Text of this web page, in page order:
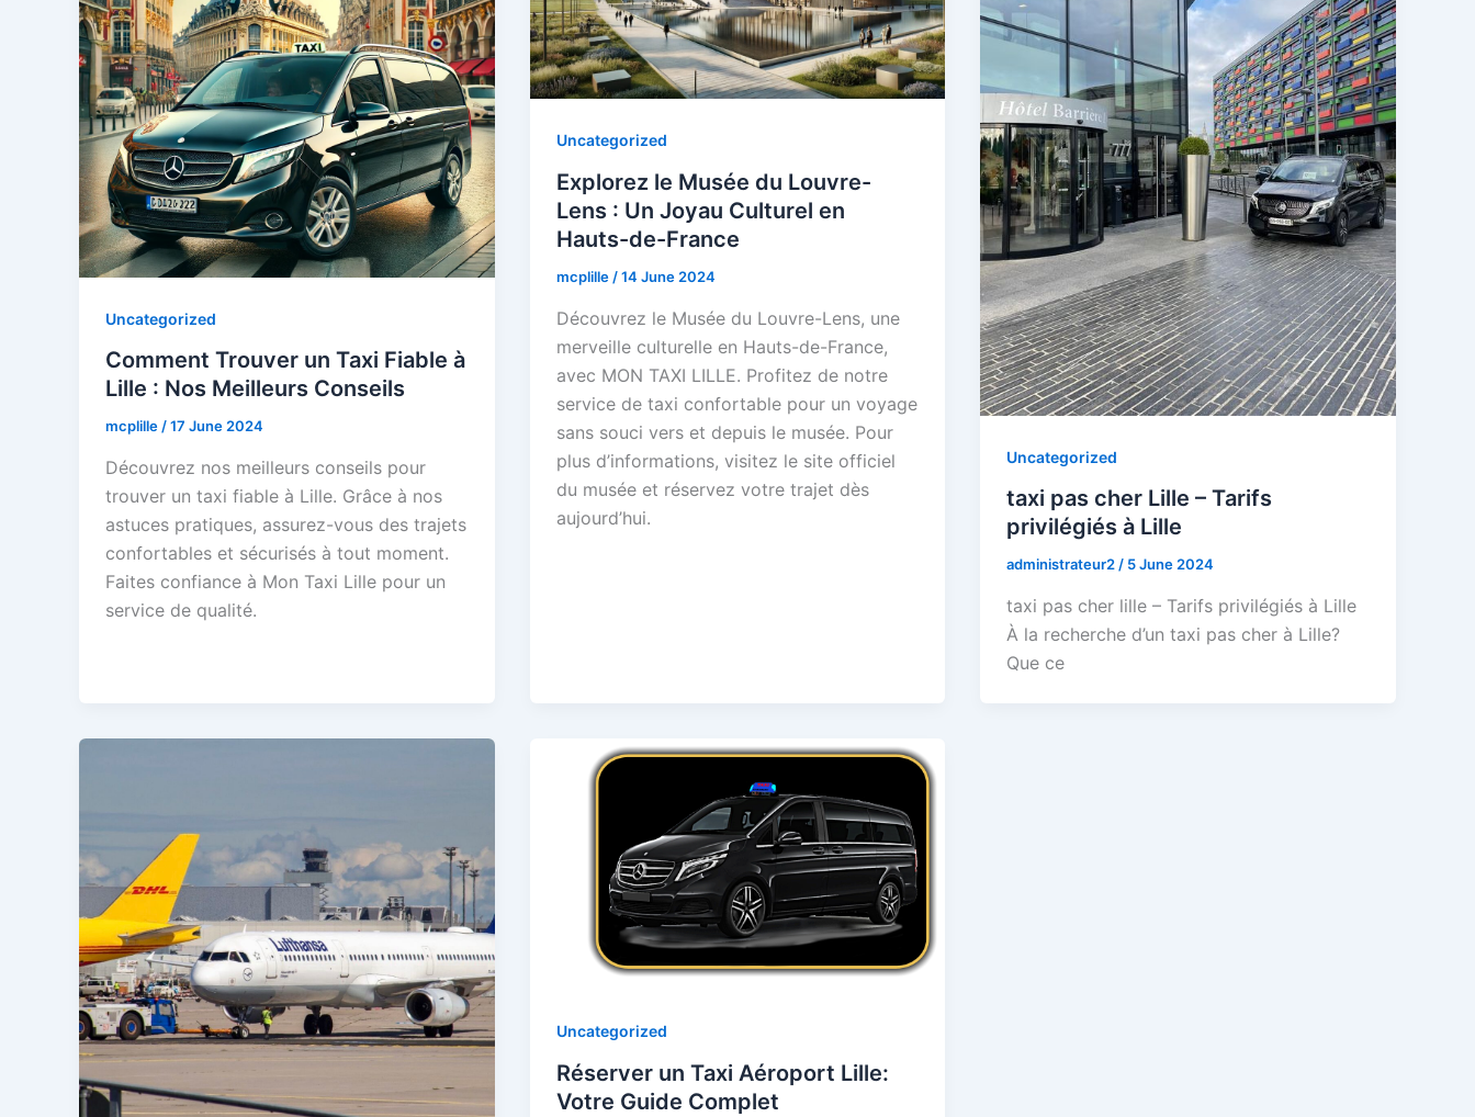
Uncategorized
Comment Trouver un Taxi Fiable à
Lille : Nos Meilleurs Conseils
mcplille/17 June 2024
Découvrez nos meilleurs conseils pour
trouver un taxi fiable à Lille. Grâce à nos
astuces pratiques, assurez-vous des trajets
confortables et sécurisés à tout moment.
Faites confiance à Mon Taxi Lille pour un
service de qualité.
Uncategorized
Explorez le Musée du Louvre-
Lens : Un Joyau Culturel en
Hauts-de-France
mcplille /14 June 2024
Découvrez le Musée du Louvre-Lens, une
merveille culturelle en Hauts-de-France,
avec MON TAXI LILLE. Profitez de notre
service de taxi confortable pour un voyage
sans souci vers et depuis le musée. Pour
plus d’informations, visitez le site officiel
du musée et réservez votre trajet dès
aujourd’hui.
Uncategorized
taxi pas cher Lille – Tarifs
privilégiés à Lille
administrateur2/ 5 June 2024
taxi pas cher lille – Tarifs privilégiés à Lille
À la recherche d’un taxi pas cher à Lille?
Que ce
Uncategorized
Réserver un Taxi Aéroport Lille:
Votre Guide Complet